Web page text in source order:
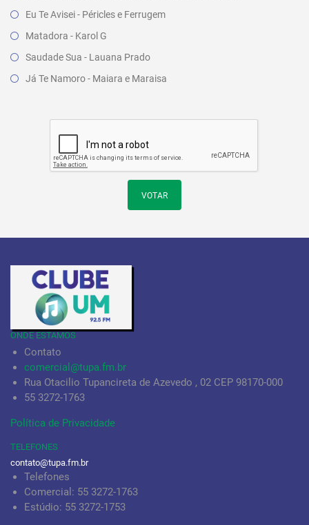
Eu Te Avisei - Péricles e Ferrugem
Matadora - Karol G
Saudade Sua - Lauana Prado
Já Te Namoro - Maiara e Maraisa
VOTAR
ONDE ESTAMOS
Contato
comercial@tupa.fm.br
Rua Otacilio Tupancireta de Azevedo , 02 CEP 98170-000
55 3272-1763
Política de Privacidade
TELEFONES
contato@tupa.fm.br
Telefones
Comercial: 55 3272-1763
Estúdio: 55 3272-1753